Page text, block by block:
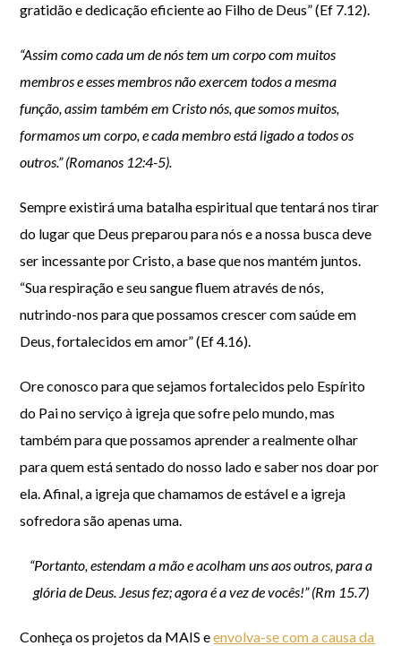
gratidão e dedicação eficiente ao Filho de Deus” (Ef 7.12).
“Assim como cada um de nós tem um corpo com muitos
membros e esses membros não exercem todos a mesma
função, assim também em Cristo nós, que somos muitos,
formamos um corpo, e cada membro está ligado a todos os
outros.” (Romanos 12:4-5).
Sempre existirá uma batalha espiritual que tentará nos tirar
do lugar que Deus preparou para nós e a nossa busca deve
ser incessante por Cristo, a base que nos mantém juntos.
“Sua respiração e seu sangue fluem através de nós,
nutrindo-nos para que possamos crescer com saúde em
Deus, fortalecidos em amor” (Ef 4.16).
Ore conosco para que sejamos fortalecidos pelo Espírito
do Pai no serviço à igreja que sofre pelo mundo, mas
também para que possamos aprender a realmente olhar
para quem está sentado do nosso lado e saber nos doar por
ela. Afinal, a igreja que chamamos de estável e a igreja
sofredora são apenas uma.
“Portanto, estendam a mão e acolham uns aos outros, para a
glória de Deus. Jesus fez; agora é a vez de vocês!” (Rm 15.7)
Conheça os projetos da MAIS eenvolva-se com a causa da